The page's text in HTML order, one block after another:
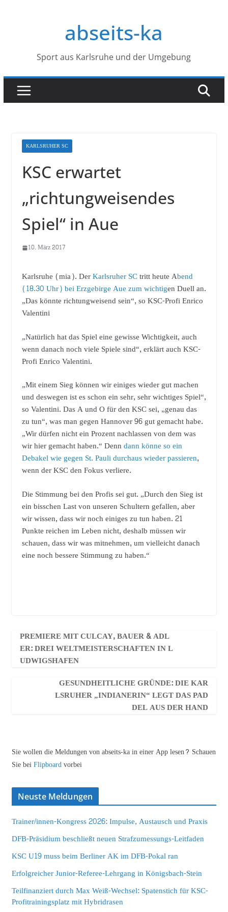
abseits-ka
Sport aus Karlsruhe und der Umgebung
KARLSRUHER SC
KSC erwartet
„richtungweisendes
Spiel“ in Aue
10. März 2017
Karlsruhe (mia). DerKarlsruher SCtritt heute Abend
(18.30 Uhr) bei Erzgebirge Aue zum wichtigen Duell an.
„Das könnte richtungweisend sein“, so KSC-Profi Enrico
Valentini
„Natürlich hat das Spiel eine gewisse Wichtigkeit, auch
wenn danach noch viele Spiele sind“, erklärt auch KSC-
Profi Enrico Valentini.
„Mit einem Sieg können wir einiges wieder gut machen
und deswegen ist es schon ein sehr, sehr wichtiges Spiel“,
so Valentini. Das A und O für den KSC sei, „genau das
zu tun“, was man gegen Hannover 96 gut gemacht habe.
„Wir dürfen nicht ein Prozent nachlassen von dem was
wir hier gemacht haben.“ Denndann könne so ein
Debakel wie gegen St. Pauli durchaus wieder passieren,
wenn der KSC den Fokus verliere.
Die Stimmung bei den Profis sei gut. „Durch den Sieg ist
ein bisschen Last von unseren Schultern gefallen, aber
wir wissen, dass wir noch einiges zu tun haben. 21
Punkte reichen im Leben nicht, deshalb müssen wir
schauen, dass wir was mitnehmen, um vielleicht danach
eine noch bessere Stimmung zu haben.“
PREMIERE MIT CULCAY, BAUER & ADL
ER: DREI WELTMEISTERSCHAFTEN IN L
UDWIGSHAFEN
GESUNDHEITLICHE GRÜNDE: DIE KAR
LSRUHER „INDIANERIN“ LEGT DAS PAD
DEL AUS DER HAND
Sie wollen die Meldungen von abseits-ka in einer App lesen? Schauen
Sie beiFlipboardvorbei
Neuste Meldungen
Trainer/innen-Kongress 2026: Impulse, Austausch und Praxis
DFB-Präsidium beschließt neuen Strafzumessungs-Leitfaden
KSC U19 muss beim Berliner AK im DFB-Pokal ran
Erfolgreicher Junior-Referee-Lehrgang in Königsbach-Stein
Teilfinanziert durch Max Weiß-Wechsel: Spatenstich für KSC-
Profitrainingsplatz mit Hybridrasen